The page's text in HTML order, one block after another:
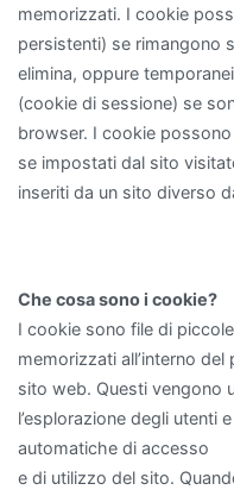
memorizzati. I cookie
persistenti) se rimangono
elimina, oppure temporanei
(cookie di sessione) se
browser. I cookie
se impostati dal sito
inseriti da un sito diverso
Che cosa sono i cookie?
I cookie sono file di
memorizzati all’interno
sito web. Questi vengono
l’esplorazione degli utenti
automatiche di accesso
e di utilizzo del sito.